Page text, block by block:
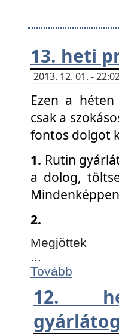
13. heti
2013. 12. 01. -
Ezen a
csak a
fontos dolgot
1. Rutin
a dolog,
2.
Megjöttek
...
Tovább
12.